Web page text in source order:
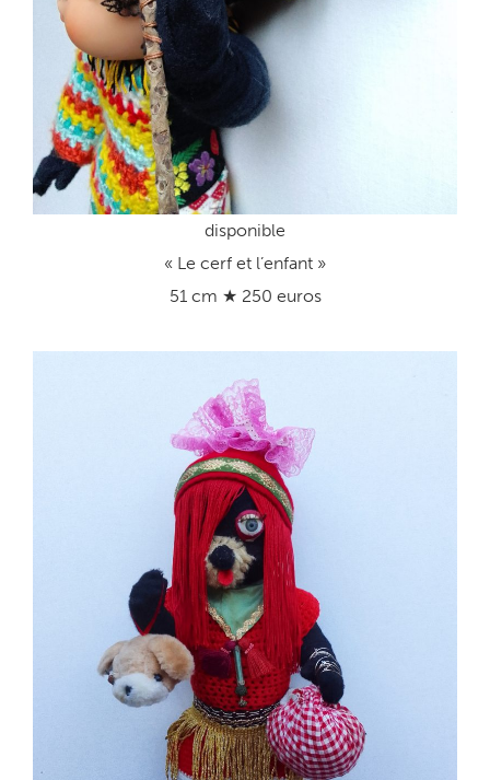
disponible
« Le cerf et l’enfant »
51 cm ★ 250 euros